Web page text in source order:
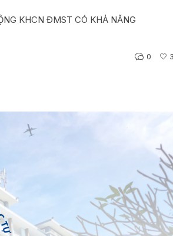
KHCN ĐMST CÓ KHẢ NĂNG
0